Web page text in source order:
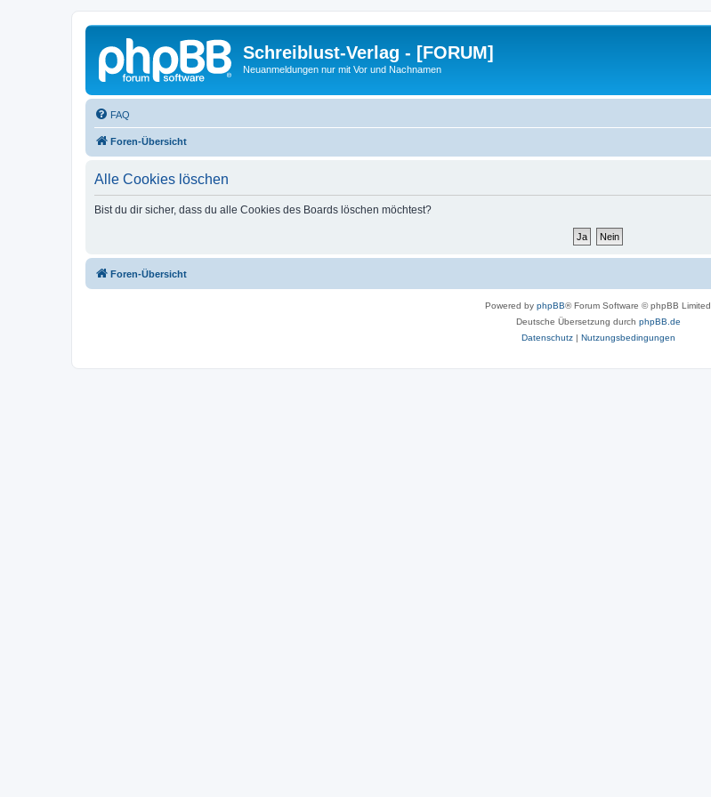
Schreiblust-Verlag - [FORUM]
Neuanmeldungen nur mit Vor und Nachnamen
FAQ
Foren-Übersicht
Alle Cookies löschen
Bist du dir sicher, dass du alle Cookies des Boards löschen möchtest?
Foren-Übersicht
Powered by phpBB® Forum Software © phpBB Limited
Deutsche Übersetzung durch phpBB.de
Datenschutz| Nutzungsbedingungen